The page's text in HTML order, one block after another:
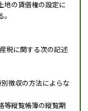
地の賃借権の設定に
税に関する次の記述
徴収の方法によらな
等縦覧帳簿の縦覧期